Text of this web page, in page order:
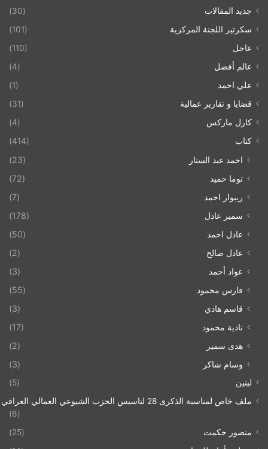
جديد المقالات
(30)
سكرتير اللجنة المركزية
(101)
عاجل
(110)
عالم أفضل
(4)
علي احمد
(1)
قضايا و تقارير عمالية
(31)
كارل ماركس
(4)
كتاب
(414)
احمد عبد الستار
(23)
توما حميد
(72)
ريبوار احمد
(7)
سمير عادل
(178)
عادل احمد
(50)
عادل صالح
(2)
عواد أحمد
(3)
فارس محمود
(55)
قاسم هادي
(3)
نادية محمود
(17)
هدى سمير
(2)
وسام شاكر
(3)
لينين
(5)
ملف خاص لمناسبة الذكرى 28 لتاسيس الحزب الشيوعي العمالي العراقي 1993/07/21
(6)
منصور حكمت
(25)